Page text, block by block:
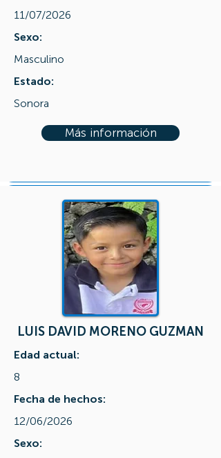
11/07/2026
Sexo:
Masculino
Estado:
Sonora
Más información
LUIS DAVID MORENO GUZMAN
Edad actual:
8
Fecha de hechos:
12/06/2026
Sexo: